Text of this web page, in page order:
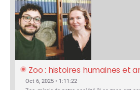
Zoo : histoires humaines et
Violette Pouillard
Oct 6, 2025 • 1:11:22